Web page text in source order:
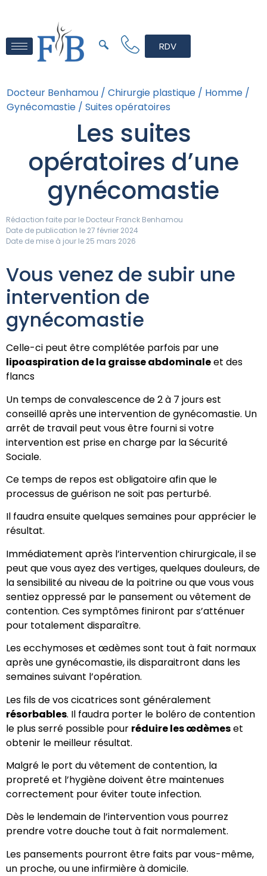
RDV
Docteur Benhamou / Chirurgie plastique / Homme /
Gynécomastie / Suites opératoires
Les suites
opératoires d’une
gynécomastie
Rédaction faite par le Docteur Franck Benhamou
Date de publication le 27 février 2024
Date de mise à jour le 25 mars 2026
Vous venez de subir une
intervention de
gynécomastie
Celle-ci peut être complétée parfois par une
lipoaspiration de la graisse abdominaleet des
flancs
Un temps de convalescence de 2 à 7 jours est
conseillé après une intervention de gynécomastie. Un
arrêt de travail peut vous être fourni si votre
intervention est prise en charge par la Sécurité
Sociale.
Ce temps de repos est obligatoire afin que le
processus de guérison ne soit pas perturbé.
Il faudra ensuite quelques semaines pour apprécier le
résultat.
Immédiatement après l’intervention chirurgicale, il se
peut que vous ayez des vertiges, quelques douleurs, de
la sensibilité au niveau de la poitrine ou que vous vous
sentiez oppressé par le pansement ou vêtement de
contention. Ces symptômes finiront par s’atténuer
pour totalement disparaître.
Les ecchymoses et œdèmes sont tout à fait normaux
après une gynécomastie, ils disparaitront dans les
semaines suivant l’opération.
Les fils de vos cicatrices sont généralement
résorbables. Il faudra porter le boléro de contention
le plus serré possible pour réduire les œdèmeset
obtenir le meilleur résultat.
Malgré le port du vêtement de contention, la
propreté et l’hygiène doivent être maintenues
correctement pour éviter toute infection.
Dès le lendemain de l’intervention vous pourrez
prendre votre douche tout à fait normalement.
Les pansements pourront être faits par vous-même,
un proche, ou une infirmière à domicile.